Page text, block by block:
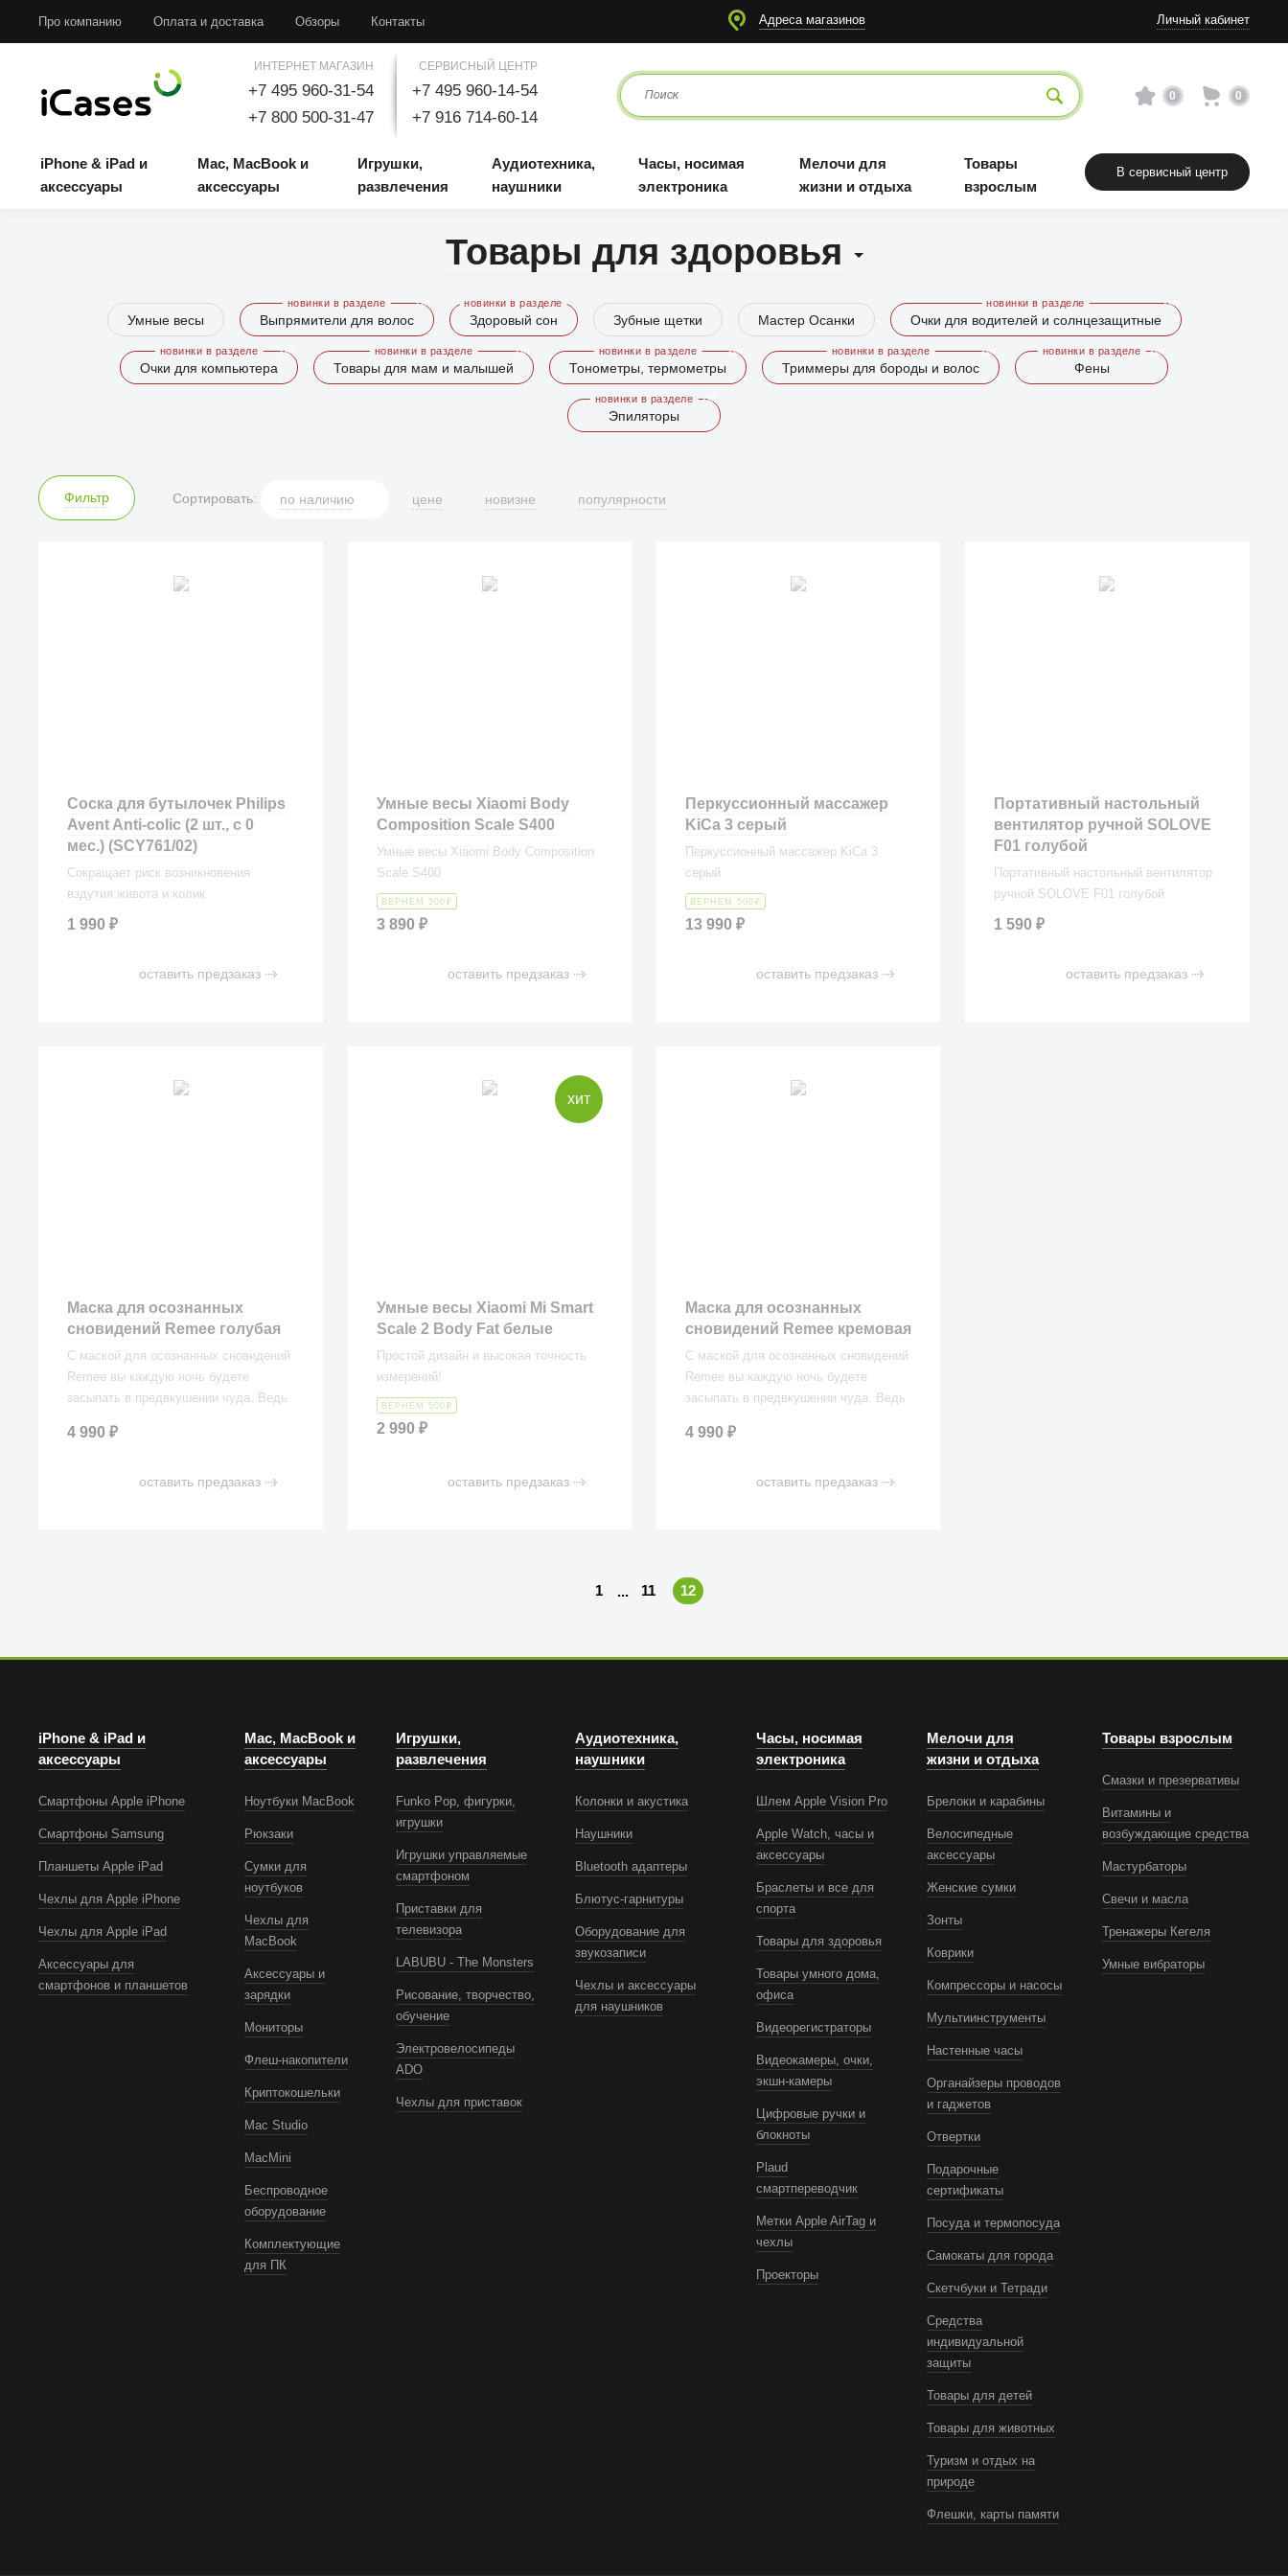
Про компанию Оплата и доставка Обзоры Контакты Адреса магазинов Личный кабинет
ИНТЕРНЕТ МАГАЗИН
+7 495 960-31-54
+7 800 500-31-47
СЕРВИСНЫЙ ЦЕНТР
+7 495 960-14-54
+7 916 714-60-14
0 0
iPhone & iPad и
аксессуары
Mac, MacBook и
аксессуары
Игрушки,
развлечения
Аудиотехника,
наушники
Часы, носимая
электроника
Мелочи для
жизни и отдыха
Товары
взрослым
В сервисный центр
Товары для здоровья
Умные весы Выпрямители для волос Здоровый сон Зубные щетки Мастер Осанки Очки для водителей и солнцезащитные
Очки для компьютера Товары для мам и малышей Тонометры, термометры Триммеры для бороды и волос Фены
Эпиляторы
Фильтр Сортировать: по наличию цене новизне популярности
Соска для бутылочек Philips
Avent Anti-colic (2 шт., с 0
мес.) (SCY761/02)
Сокращает риск возникновения
вздутия живота и колик
1 990₽
оставить предзаказ
Умные весы Xiaomi Body
Composition Scale S400
Умные весы Xiaomi Body Composition
Scale S400
ВЕРНЕМ 500 ₽
3 890 ₽
оставить предзаказ
Перкуссионный массажер
KiCa 3 серый
Перкуссионный массажер KiCa 3
серый
ВЕРНЕМ 500 ₽
13 990 ₽
оставить предзаказ
Портативный настольный
вентилятор ручной SOLOVE
F01 голубой
Портативный настольный вентилятор
ручной SOLOVE F01 голубой
1 590₽
оставить предзаказ
Маска для осознанных
сновидений Remee голубая
С маской для осознанных сновидений
Remee вы каждую ночь будете
засыпать в предвкушении чуда. Ведь
путешествовать, играть, общаться и
фантазии во сне.
4 990₽
оставить предзаказ
хит
Умные весы Xiaomi Mi Smart
Scale 2 Body Fat белые
Простой дизайн и высокая точность
измерений!
ВЕРНЕМ 500 ₽
2 990 ₽
оставить предзаказ
Маска для осознанных
сновидений Remee кремовая
С маской для осознанных сновидений
Remee вы каждую ночь будете
засыпать в предвкушении чуда. Ведь
путешествовать, играть, общаться и
фантазии во сне.
4 990 ₽
оставить предзаказ
1 ... 11 12
iPhone & iPad и
аксессуары
Смартфоны Apple iPhone
Смартфоны Samsung
Планшеты Apple iPad
Чехлы для Apple iPhone
Чехлы для Apple iPad
Аксессуары для
смартфонов и планшетов
Mac, MacBook и
аксессуары
Ноутбуки MacBook
Рюкзаки
Сумки для
ноутбуков
Чехлы для
MacBook
Аксессуары и
зарядки
Мониторы
Флеш-накопители
Криптокошельки
Mac Studio
MacMini
Беспроводное
оборудование
Комплектующие
для ПК
Игрушки,
развлечения
Funko Pop, фигурки,
игрушки
Игрушки управляемые
смартфоном
Приставки для
телевизора
LABUBU - The Monsters
Рисование, творчество,
обучение
Электровелосипеды
ADO
Чехлы для приставок
Аудиотехника,
наушники
Колонки и акустика
Наушники
Bluetooth адаптеры
Блютус-гарнитуры
Оборудование для
звукозаписи
Чехлы и аксессуары
для наушников
Часы, носимая
электроника
Шлем Apple Vision Pro
Apple Watch, часы и
аксессуары
Браслеты и все для
спорта
Товары для здоровья
Товары умного дома,
офиса
Видеорегистраторы
Видеокамеры, очки,
экшн-камеры
Цифровые ручки и
блокноты
Plaud
смартпереводчик
Метки Apple AirTag и
чехлы
Проекторы
Мелочи для
жизни и отдыха
Брелоки и карабины
Велосипедные
аксессуары
Женские сумки
Зонты
Коврики
Компрессоры и насосы
Мультиинструменты
Настенные часы
Органайзеры проводов
и гаджетов
Отвертки
Подарочные
сертификаты
Посуда и термопосуда
Самокаты для города
Скетчбуки и Тетради
Средства
индивидуальной
защиты
Товары для детей
Товары для животных
Туризм и отдых на
природе
Флешки, карты памяти
Товары взрослым
Смазки и презервативы
Витамины и
возбуждающие средства
Мастурбаторы
Свечи и масла
Тренажеры Кегеля
Умные вибраторы